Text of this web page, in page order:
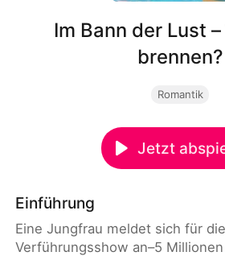
Im Bann der Lust
brennen?
Romantik
Jetzt
Einführung
Eine Jungfrau meldet sich für
Verführungsshow an–5